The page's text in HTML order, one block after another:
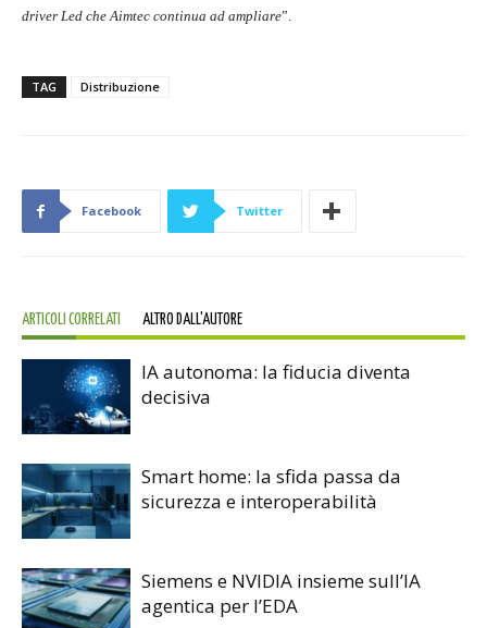
driver Led che Aimtec continua ad ampliare”.
TAG Distribuzione
Facebook Twitter
ARTICOLI CORRELATI ALTRO DALL'AUTORE
IA autonoma: la fiducia diventa
decisiva
Smart home: la sfida passa da
sicurezza e interoperabilità
Siemens e NVIDIA insieme sull’IA
agentica per l’EDA